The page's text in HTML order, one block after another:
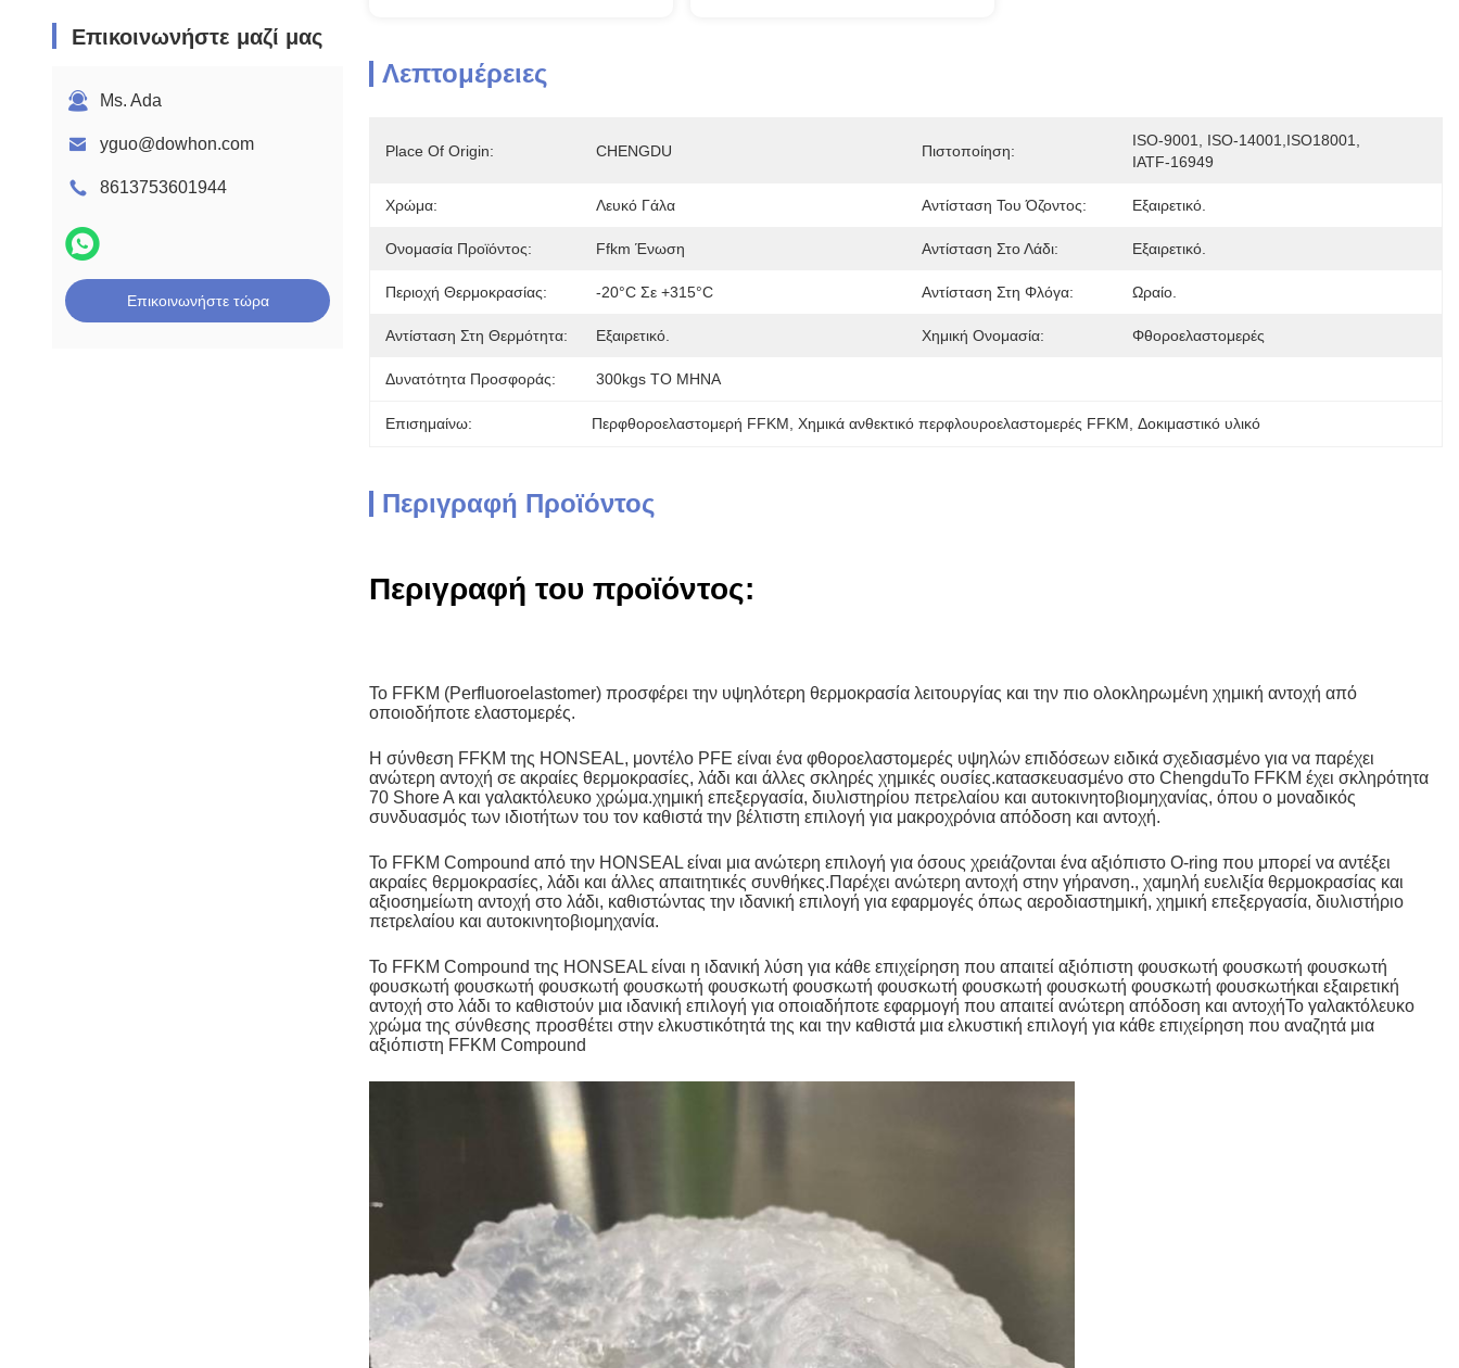
Επικοινωνήστε μαζί μας
Ms. Ada
yguo@dowhon.com
8613753601944
Επικοινωνήστε τώρα
Λεπτομέρειες
Place Of Origin: CHENGDU Πιστοποίηση:
ISO-9001, ISO-14001,ISO18001,
IATF-16949
Χρώμα: Λευκό Γάλα Αντίσταση Του Όζοντος: Εξαιρετικό.
Ονομασία Προϊόντος: Ffkm Ένωση Αντίσταση Στο Λάδι: Εξαιρετικό.
Περιοχή Θερμοκρασίας: -20°C Σε +315°C Αντίσταση Στη Φλόγα: Ωραίο.
Αντίσταση Στη Θερμότητα: Εξαιρετικό. Χημική Ονομασία: Φθοροελαστομερές
Δυνατότητα Προσφοράς: 300kgs ΤΟ ΜΗΝΑ
Επισημαίνω: Περφθοροελαστομερή FFKM Χημικά ανθεκτικό περφλουροελαστομερές FFKM Δοκιμαστικό υλικό
Περιγραφή Προϊόντος
Περιγραφή του προϊόντος:
Το FFKM (Perfluoroelastomer) προσφέρει την υψηλότερη θερμοκρασία λειτουργίας και την πιο ολοκληρωμένη χημική αντοχή από
οποιοδήποτε ελαστομερές.
Η σύνθεση FFKM της HONSEAL, μοντέλο PFE είναι ένα φθοροελαστομερές υψηλών επιδόσεων ειδικά σχεδιασμένο για να παρέχει
ανώτερη αντοχή σε ακραίες θερμοκρασίες, λάδι και άλλες σκληρές χημικές ουσίες.κατασκευασμένο στο ChengduΤο FFKM έχει σκληρότητα
70 Shore A και γαλακτόλευκο χρώμα.χημική επεξεργασία, διυλιστηρίου πετρελαίου και αυτοκινητοβιομηχανίας, όπου ο μοναδικός
συνδυασμός των ιδιοτήτων του τον καθιστά την βέλτιστη επιλογή για μακροχρόνια απόδοση και αντοχή.
Το FFKM Compound από την HONSEAL είναι μια ανώτερη επιλογή για όσους χρειάζονται ένα αξιόπιστο O-ring που μπορεί να αντέξει
ακραίες θερμοκρασίες, λάδι και άλλες απαιτητικές συνθήκες.Παρέχει ανώτερη αντοχή στην γήρανση., χαμηλή ευελιξία θερμοκρασίας και
αξιοσημείωτη αντοχή στο λάδι, καθιστώντας την ιδανική επιλογή για εφαρμογές όπως αεροδιαστημική, χημική επεξεργασία, διυλιστήριο
πετρελαίου και αυτοκινητοβιομηχανία.
Το FFKM Compound της HONSEAL είναι η ιδανική λύση για κάθε επιχείρηση που απαιτεί αξιόπιστη φουσκωτή φουσκωτή φουσκωτή
φουσκωτή φουσκωτή φουσκωτή φουσκωτή φουσκωτή φουσκωτή φουσκωτή φουσκωτή φουσκωτή φουσκωτή φουσκωτήκαι εξαιρετική
αντοχή στο λάδι το καθιστούν μια ιδανική επιλογή για οποιαδήποτε εφαρμογή που απαιτεί ανώτερη απόδοση και αντοχήΤο γαλακτόλευκο
χρώμα της σύνθεσης προσθέτει στην ελκυστικότητά της και την καθιστά μια ελκυστική επιλογή για κάθε επιχείρηση που αναζητά μια
αξιόπιστη FFKM Compound